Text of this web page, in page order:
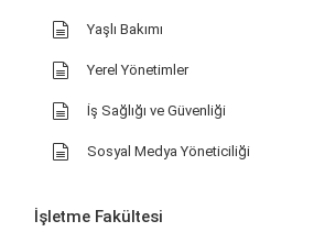
Yaşlı Bakımı
Yerel Yönetimler
İş Sağlığı ve Güvenliği
Sosyal Medya Yöneticiliği
İşletme Fakültesi